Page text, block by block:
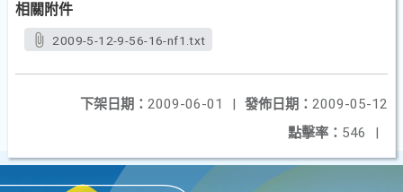
相關附件
2009-5-12-9-56-16-nf1.txt
發佈日期： 2009-05-12
下架日期： 2009-06-01
|
點擊率： 546 |